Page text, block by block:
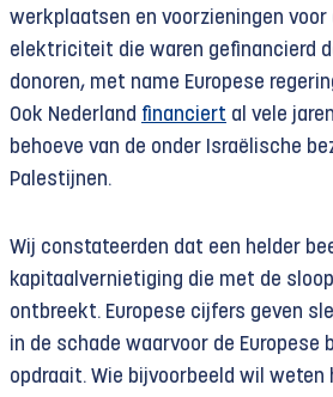
werkplaatsen en voorzieningen
elektriciteit die waren gefinancierd
donoren, met name Europese
Ook Nederland financiert al vele
behoeve van de onder Israëlische
Palestijnen.
Wij constateerden dat een helder
kapitaalvernietiging die met de
ontbreekt. Europese cijfers geven
in de schade waarvoor de Europese
opdraait. Wie bijvoorbeeld wil weten